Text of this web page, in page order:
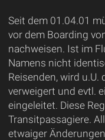
Seit dem 01.04.01
vor dem Boarding
nachweisen. Ist im
Namens nicht
Reisenden, wird
verweigert und evtl.
eingeleitet. Diese
Transitpassagiere.
etwaiger